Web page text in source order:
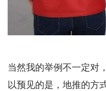
当然我的举例不一定对
以预见的是，地推的方